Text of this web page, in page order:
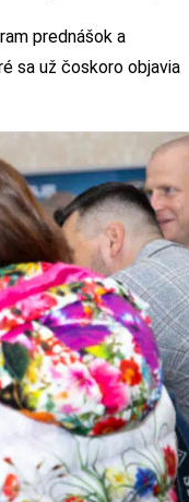
prednášok a
sa už čoskoro objavia